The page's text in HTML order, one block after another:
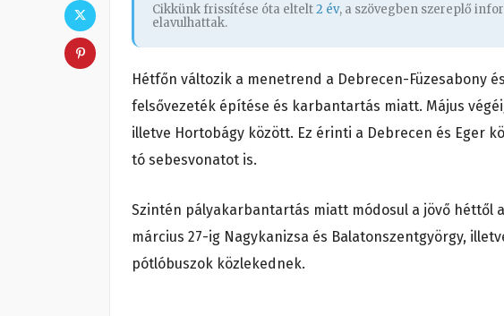
Cikkünk frissítése óta eltelt2 év, a szövegben szereplő
elavulhattak.
Hétfőn változik a menetrend a Debrecen-Füzesabony
felsővezeték építése és karbantartás miatt. Május
illetve Hortobágy között. Ez érinti a Debrecen és Eger
tó sebesvonatot is.
Szintén pályakarbantartás miatt módosul a jövő
március 27-ig Nagykanizsa és Balatonszentgyörgy,
pótlóbuszok közlekednek.